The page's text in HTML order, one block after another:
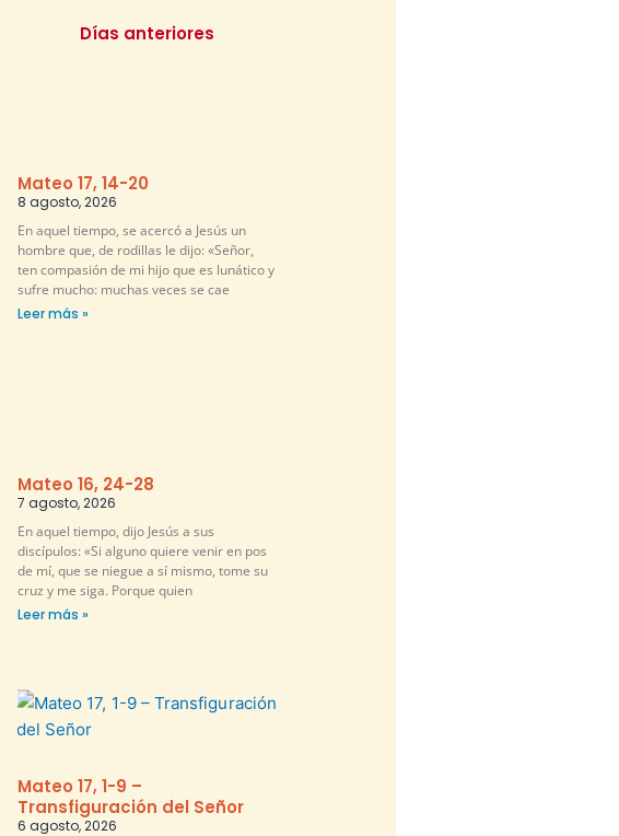
Días anteriores
Mateo 17, 14-20
8 agosto, 2026
En aquel tiempo, se acercó a Jesús un
hombre que, de rodillas le dijo: «Señor,
ten compasión de mi hijo que es lunático y
sufre mucho: muchas veces se cae
Leer más »
Mateo 16, 24-28
7 agosto, 2026
En aquel tiempo, dijo Jesús a sus
discípulos: «Si alguno quiere venir en pos
de mí, que se niegue a sí mismo, tome su
cruz y me siga. Porque quien
Leer más »
Mateo 17, 1-9 –
Transfiguración del Señor
6 agosto, 2026